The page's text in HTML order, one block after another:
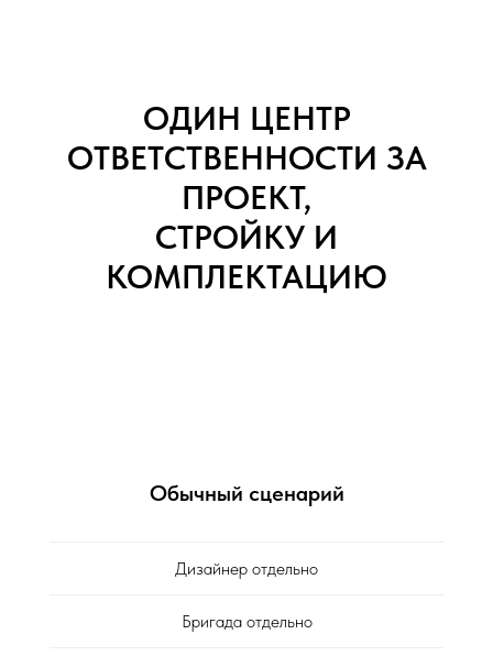
ОДИН ЦЕНТР
ОТВЕТСТВЕННОСТИ ЗА
ПРОЕКТ,
СТРОЙКУ И
КОМПЛЕКТАЦИЮ
Обычный сценарий
Дизайнер отдельно
Бригада отдельно